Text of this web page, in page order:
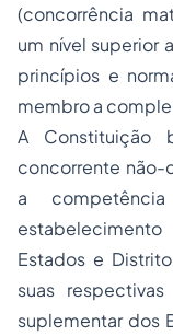
(concorrência
um nível superior
princípios e
membro a
A Constituição
concorrente não-
a
Estados e
suas
suplementardos